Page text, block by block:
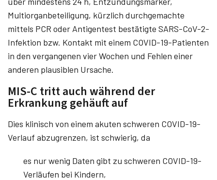
Multiorganbeteiligung, kürzlich durchgemachte
mittels PCR oder Antigentest bestätigte SARS-CoV-2-
Infektion bzw. Kontakt mit einem COVID-19-Patienten
in den vergangenen vier Wochen und Fehlen einer
anderen plausiblen Ursache.
MIS-C tritt auch während der
Erkrankung gehäuft auf
Dies klinisch von einem akuten schweren COVID-19-
Verlauf abzugrenzen, ist schwierig, da
es nur wenig Daten gibt zu ­schweren COVID-19-
Verläufen bei Kindern,